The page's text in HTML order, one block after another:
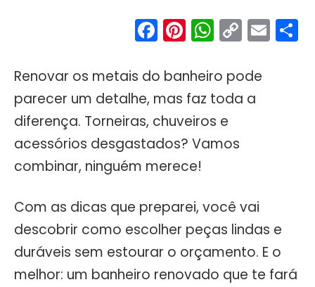
Facebook
Pinterest
Copy
Link
Renovar os metais do banheiro pode
parecer um detalhe, mas faz toda a
diferença. Torneiras, chuveiros e
acessórios desgastados? Vamos
combinar, ninguém merece!
Com as dicas que preparei, você vai
descobrir como escolher peças lindas e
duráveis sem estourar o orçamento. E o
melhor: um banheiro renovado que te fará